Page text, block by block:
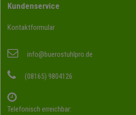
Kundenservice
Kontaktformular
info@buerostuhlpro.de
(08165) 9804126
Telefonisch erreichbar: